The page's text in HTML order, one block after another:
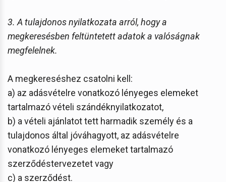
3. A tulajdonos nyilatkozata arról, hogy a
megkeresésben feltüntetett adatok a valóságnak
megfelelnek.
A megkereséshez csatolni kell:
a) az adásvételre vonatkozó lényeges elemeket
tartalmazó vételi szándéknyilatkozatot,
b) a vételi ajánlatot tett harmadik személy és a
tulajdonos által jóváhagyott, az adásvételre
vonatkozó lényeges elemeket tartalmazó
szerződéstervezetet vagy
c) a szerződést.